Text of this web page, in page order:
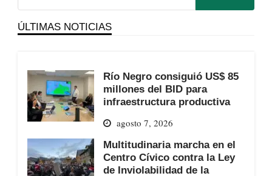
ÚLTIMAS NOTICIAS
Río Negro consiguió US$ 85
millones del BID para
infraestructura productiva
agosto 7, 2026
Multitudinaria marcha en el
Centro Cívico contra la Ley
de Inviolabilidad de la